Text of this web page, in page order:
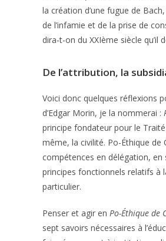
la création d’une fugue de
de l’infamie et de la prise de
dira-t-on du XXIème siècle
De l’attribution, la
Voici donc quelques réflexions
d’Edgar Morin, je la nommerai :
principe fondateur pour le
même, la civilité. Po-Éthique
compétences en délégation,
principes fonctionnels relatifs à
particulier.
Penser et agir en Po-Éthique de
sept savoirs nécessaires à